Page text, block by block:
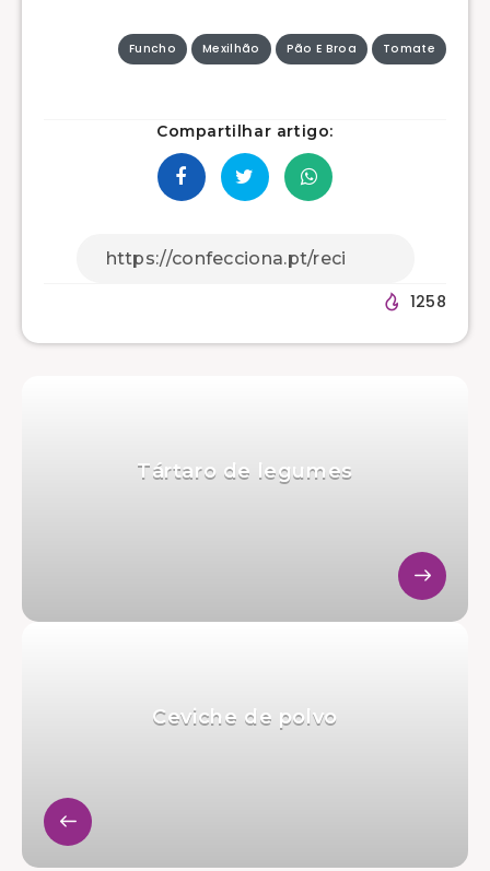
Funcho Mexilhão Pão E Broa Tomate
Compartilhar artigo:
1258
Tártaro de legumes
Ceviche de polvo